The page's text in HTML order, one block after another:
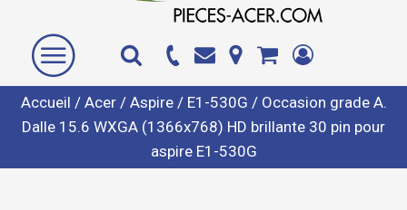
Accueil / Acer/ Aspire/ E1-530G / Occasion grade A.
Dalle 15.6 WXGA (1366x768) HD brillante 30 pin pour
aspire E1-530G